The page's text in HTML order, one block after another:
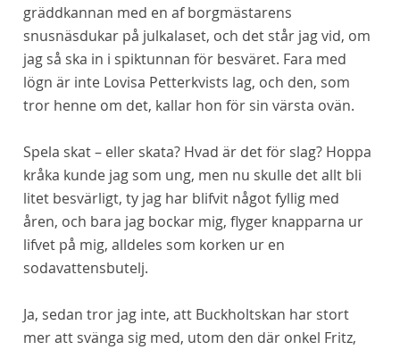
gräddkannan med en af borgmästarens
snusnäsdukar på julkalaset, och det står jag vid, om
jag så ska in i spiktunnan för besväret. Fara med
lögn är inte Lovisa Petterkvists lag, och den, som
tror henne om det, kallar hon för sin värsta ovän.
Spela skat – eller skata? Hvad är det för slag? Hoppa
kråka kunde jag som ung, men nu skulle det allt bli
litet besvärligt, ty jag har blifvit något fyllig med
åren, och bara jag bockar mig, flyger knapparna ur
lifvet på mig, alldeles som korken ur en
sodavattensbutelj.
Ja, sedan tror jag inte, att Buckholtskan har stort
mer att svänga sig med, utom den där onkel Fritz,